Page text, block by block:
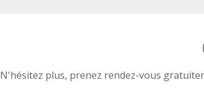
N'hésitez plus, prenez rendez-vous